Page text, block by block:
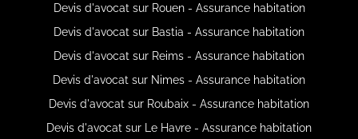
Devis d'avocat sur Rouen - Assurance habitation
Devis d'avocat sur Bastia - Assurance habitation
Devis d'avocat sur Reims - Assurance habitation
Devis d'avocat sur Nimes - Assurance habitation
Devis d'avocat sur Roubaix - Assurance habitation
Devis d'avocat sur Le Havre - Assurance habitation